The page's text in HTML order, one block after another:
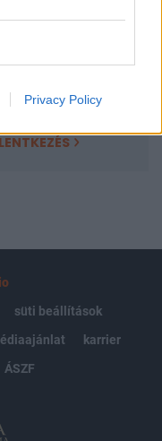
Privacy Policy
belüli
süti beállítások
karrier
ÁSZF